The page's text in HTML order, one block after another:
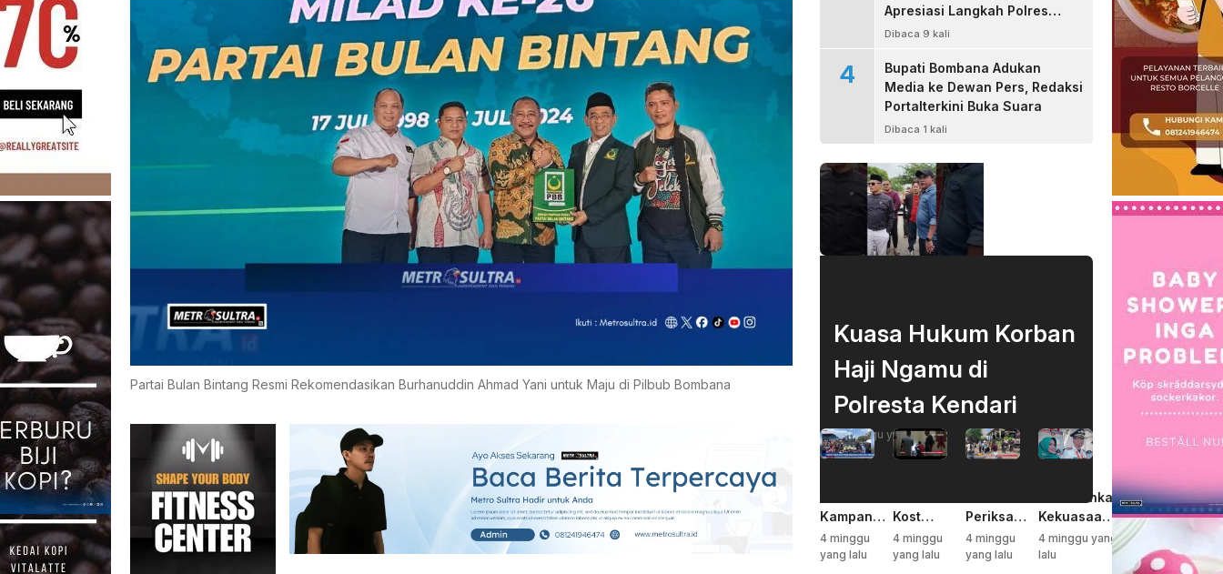
Partai Bulan Bintang Resmi Rekomendasikan Burhanuddin Ahmad Yani untuk Maju di Pilbub Bombana
Apresiasi Langkah Polres
Bombana
Dibaca 9 kali
4
Bupati Bombana Adukan
Media ke Dewan Pers, Redaksi
Portalterkini Buka Suara
Dibaca 1 kali
Kuasa Hukum Korban
Haji Ngamu di
Polresta Kendari
4 minggu yang lalu
Kampanye
Akbar,
Dihadiri
4 minggu
yang lalu
Kost
Jadi
Markas
4 minggu
yang lalu
Periksa
Gubernur
Sultra soal
4 minggu
yang lalu
Pertahankan
Kekuasaan,
Tafdil
Dorong
4 minggu yang
lalu